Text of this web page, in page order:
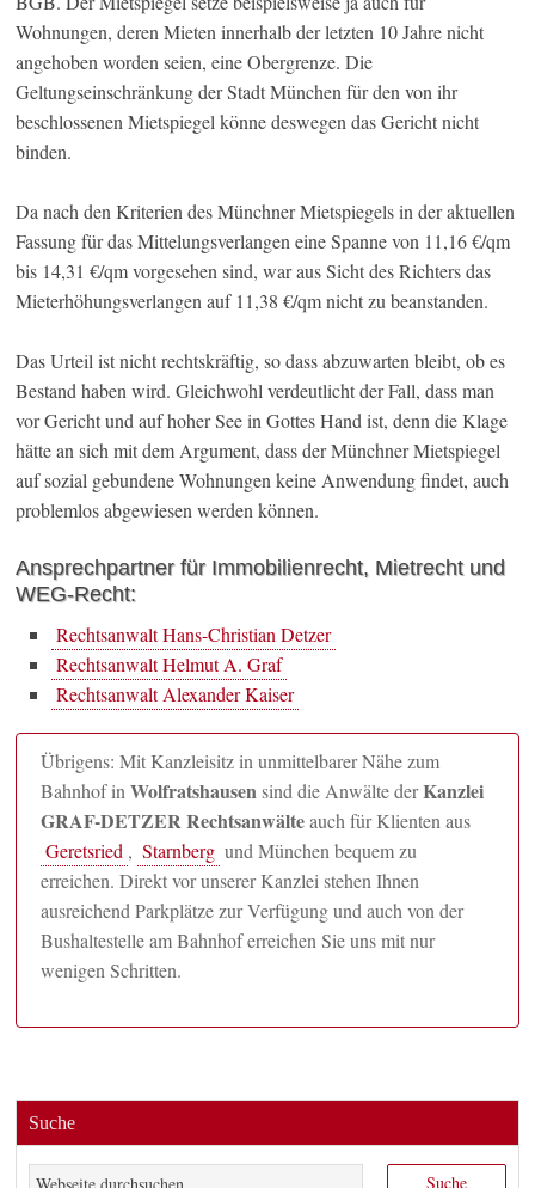
Wohnungen, deren Mieten innerhalb der letzten 10 Jahre nicht
angehoben worden seien, eine Obergrenze. Die
Geltungseinschränkung der Stadt München für den von ihr
beschlossenen Mietspiegel könne deswegen das Gericht nicht
binden.
Da nach den Kriterien des Münchner Mietspiegels in der aktuellen
Fassung für das Mittelungsverlangen eine Spanne von 11,16 €/qm
bis 14,31 €/qm vorgesehen sind, war aus Sicht des Richters das
Mieterhöhungsverlangen auf 11,38 €/qm nicht zu beanstanden.
Das Urteil ist nicht rechtskräftig, so dass abzuwarten bleibt, ob es
Bestand haben wird. Gleichwohl verdeutlicht der Fall, dass man
vor Gericht und auf hoher See in Gottes Hand ist, denn die Klage
hätte an sich mit dem Argument, dass der Münchner Mietspiegel
auf sozial gebundene Wohnungen keine Anwendung findet, auch
problemlos abgewiesen werden können.
Ansprechpartner für Immobilienrecht, Mietrecht und
WEG-Recht:
Rechtsanwalt Hans-Christian Detzer
Rechtsanwalt Helmut A. Graf
Rechtsanwalt Alexander Kaiser
Übrigens: Mit Kanzleisitz in unmittelbarer Nähe zum
Bahnhof inWolfratshausensind die Anwälte derKanzlei
GRAF-DETZER Rechtsanwälteauch für Klienten aus
Geretsried , Starnberg und München bequem zu
erreichen. Direkt vor unserer Kanzlei stehen Ihnen
ausreichend Parkplätze zur Verfügung und auch von der
Bushaltestelle am Bahnhof erreichen Sie uns mit nur
wenigen Schritten.
Suche